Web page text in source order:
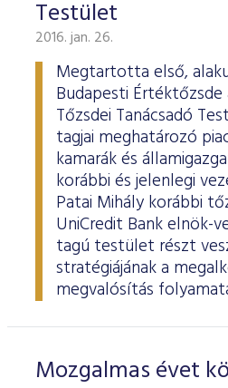
Testület
2016. jan. 26.
Megtartotta első,
Budapesti
Tőzsdei Tanácsadó
tagjai meghatározó
kamarák és
korábbi és jelenlegi
Patai Mihály korábbi
UniCredit Bank elnök-
tagú testület részt
stratégiájának a
megvalósítás
Mozgalmas évet